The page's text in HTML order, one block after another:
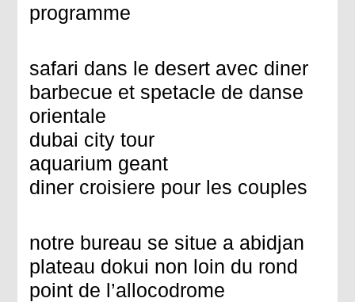
programme
safari dans le desert avec diner
barbecue et spetacle de danse
orientale
dubai city tour
aquarium geant
diner croisiere pour les couples
notre bureau se situe a abidjan
plateau dokui non loin du rond
point de l’allocodrome